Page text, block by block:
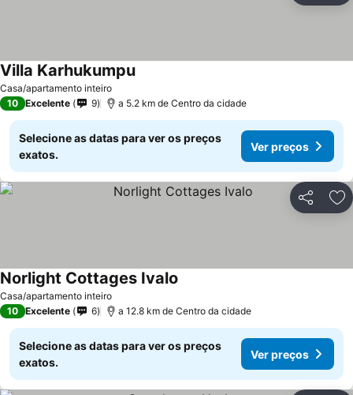
Casa/apartamento inteiro
Villa Karhukumpu
10 Excelente 9 a 5.2 km de Centro da cidade
Selecione as datas para ver os preços
exatos.
Ver preços
Partilhar
Casa/apartamento inteiro
Norlight Cottages Ivalo
10 Excelente 6 a 12.8 km de Centro da cidade
Selecione as datas para ver os preços
exatos.
Ver preços